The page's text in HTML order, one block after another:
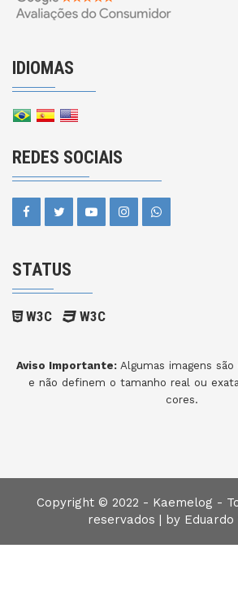
IDIOMAS
REDES SOCIAIS
STATUS
W3C W3C
Aviso Importante:Algumas imagens
e não definem o tamanho real ou
cores.
Copyright © 2022 - Kaemelog -
reservados | by Eduardo